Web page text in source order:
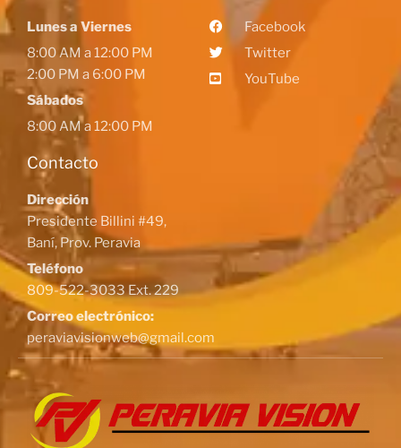
Lunes a Viernes
8:00 AM a 12:00 PM
2:00 PM a 6:00 PM
Sábados
8:00 AM a 12:00 PM
Contacto
Dirección
Presidente Billini #49,
Baní, Prov. Peravia
Teléfono
809-522-3033 Ext. 229
Correo electrónico:
peraviavisionweb@gmail.com
Facebook
Twitter
YouTube